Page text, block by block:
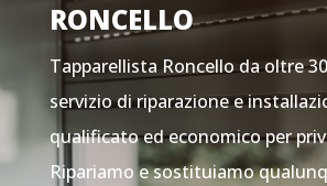
RONCELLO
Tapparellista Roncello da oltre
servizio di riparazione e
qualificato ed economico per
Ripariamo e sostituiamo